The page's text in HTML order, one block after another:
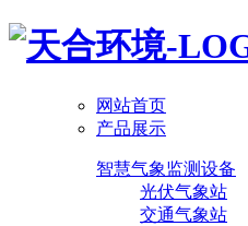
网站首页
产品展示
智慧气象监测设备
光伏气象站
交通气象站